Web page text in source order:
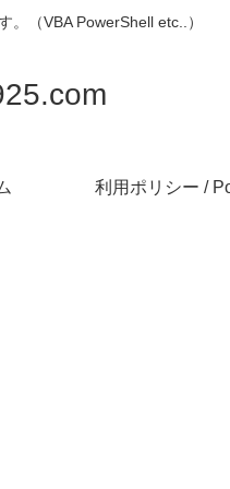
。（VBA PowerShell etc..）
利用ポリシー /